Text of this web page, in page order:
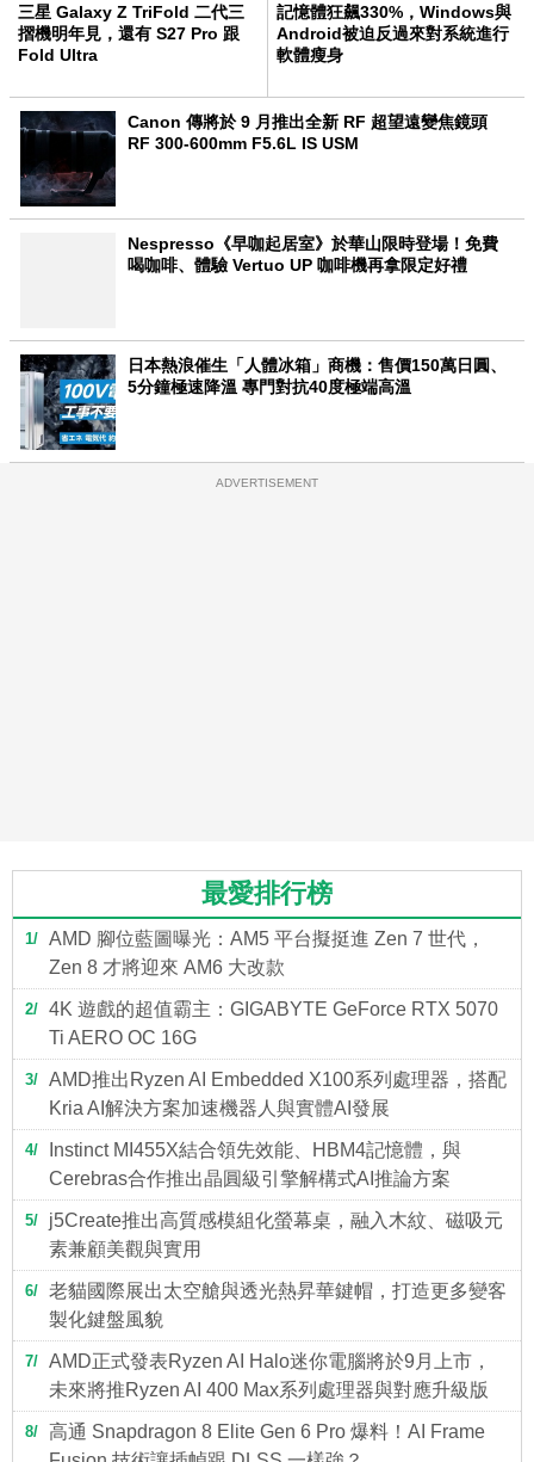
三星 Galaxy Z TriFold 二代三
摺機明年見，還有 S27 Pro 跟
Fold Ultra
記憶體狂飆330%，Windows與
Android被迫反過來對系統進行
軟體瘦身
Canon 傳將於 9 月推出全新 RF 超望遠變焦鏡頭
RF 300-600mm F5.6L IS USM
Nespresso《早咖起居室》於華山限時登場！免費
喝咖啡、體驗 Vertuo UP 咖啡機再拿限定好禮
日本熱浪催生「人體冰箱」商機：售價150萬日圓、
5分鐘極速降溫 專門對抗40度極端高溫
ADVERTISEMENT
最愛排行榜
1
AMD 腳位藍圖曝光：AM5 平台擬挺進 Zen 7 世代，
Zen 8 才將迎來 AM6 大改款
2
4K 遊戲的超值霸主：GIGABYTE GeForce RTX 5070
Ti AERO OC 16G
3
AMD推出Ryzen AI Embedded X100系列處理器，搭配
Kria AI解決方案加速機器人與實體AI發展
4
Instinct MI455X結合領先效能、HBM4記憶體，與
Cerebras合作推出晶圓級引擎解構式AI推論方案
5
j5Create推出高質感模組化螢幕桌，融入木紋、磁吸元
素兼顧美觀與實用
6
老貓國際展出太空艙與透光熱昇華鍵帽，打造更多變客
製化鍵盤風貌
7
AMD正式發表Ryzen AI Halo迷你電腦將於9月上市，
未來將推Ryzen AI 400 Max系列處理器與對應升級版
8
高通 Snapdragon 8 Elite Gen 6 Pro 爆料！AI Frame